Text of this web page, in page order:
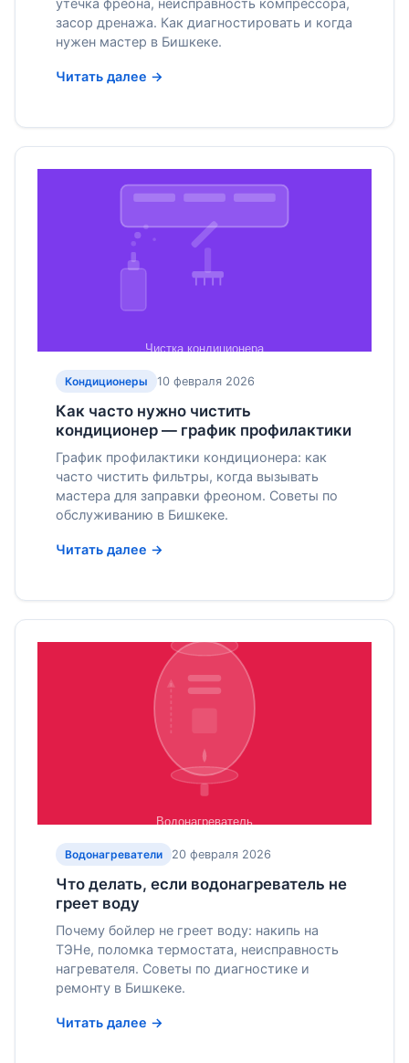
утечка фреона, неисправность компрессора,
засор дренажа. Как диагностировать и когда
нужен мастер в Бишкеке.
Читать далее →
Кондиционеры 10 февраля 2026
Как часто нужно чистить
кондиционер — график профилактики
График профилактики кондиционера: как
часто чистить фильтры, когда вызывать
мастера для заправки фреоном. Советы по
обслуживанию в Бишкеке.
Читать далее →
Водонагреватели 20 февраля 2026
Что делать, если водонагреватель не
греет воду
Почему бойлер не греет воду: накипь на
ТЭНе, поломка термостата, неисправность
нагревателя. Советы по диагностике и
ремонту в Бишкеке.
Читать далее →